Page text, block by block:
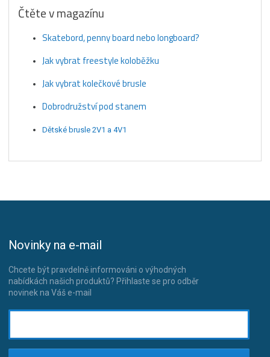
Čtěte v magazínu
Skatebord, penny board nebo longboard?
Jak vybrat freestyle koloběžku
Jak vybrat kolečkové brusle
Dobrodružství pod stanem
Dětské brusle 2V1 a 4V1
Novinky na e-mail
Chcete být pravdelně informováni o výhodných
nabídkách našich produktů? Přihlaste se pro odběr
novinek na Váš e-mail